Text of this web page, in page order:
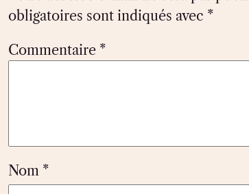
obligatoires sont indiqués avec *
Commentaire *
Nom *